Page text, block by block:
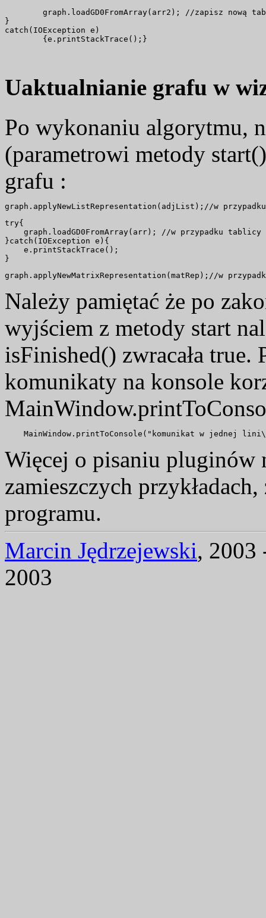
graph.loadGD0FromArray(arr2); //zapisz nową
}
catch(IOException e)
        {e.printStackTrace();}
Uaktualnianie grafu w
Po wykonaniu algorytmu,
(parametrowi metody
grafu :
try{
graph.loadGD0FromArray(arr); //w przypadku tablicy
}catch(IOException e){
    e.printStackTrace();
Należy pamiętać że po
wyjściem z metody start
isFinished() zwracała
komunikaty na konsole
Więcej o pisaniu pluginów
zamieszczych
programu.
Marcin Jędrzejewski, 2003
2003